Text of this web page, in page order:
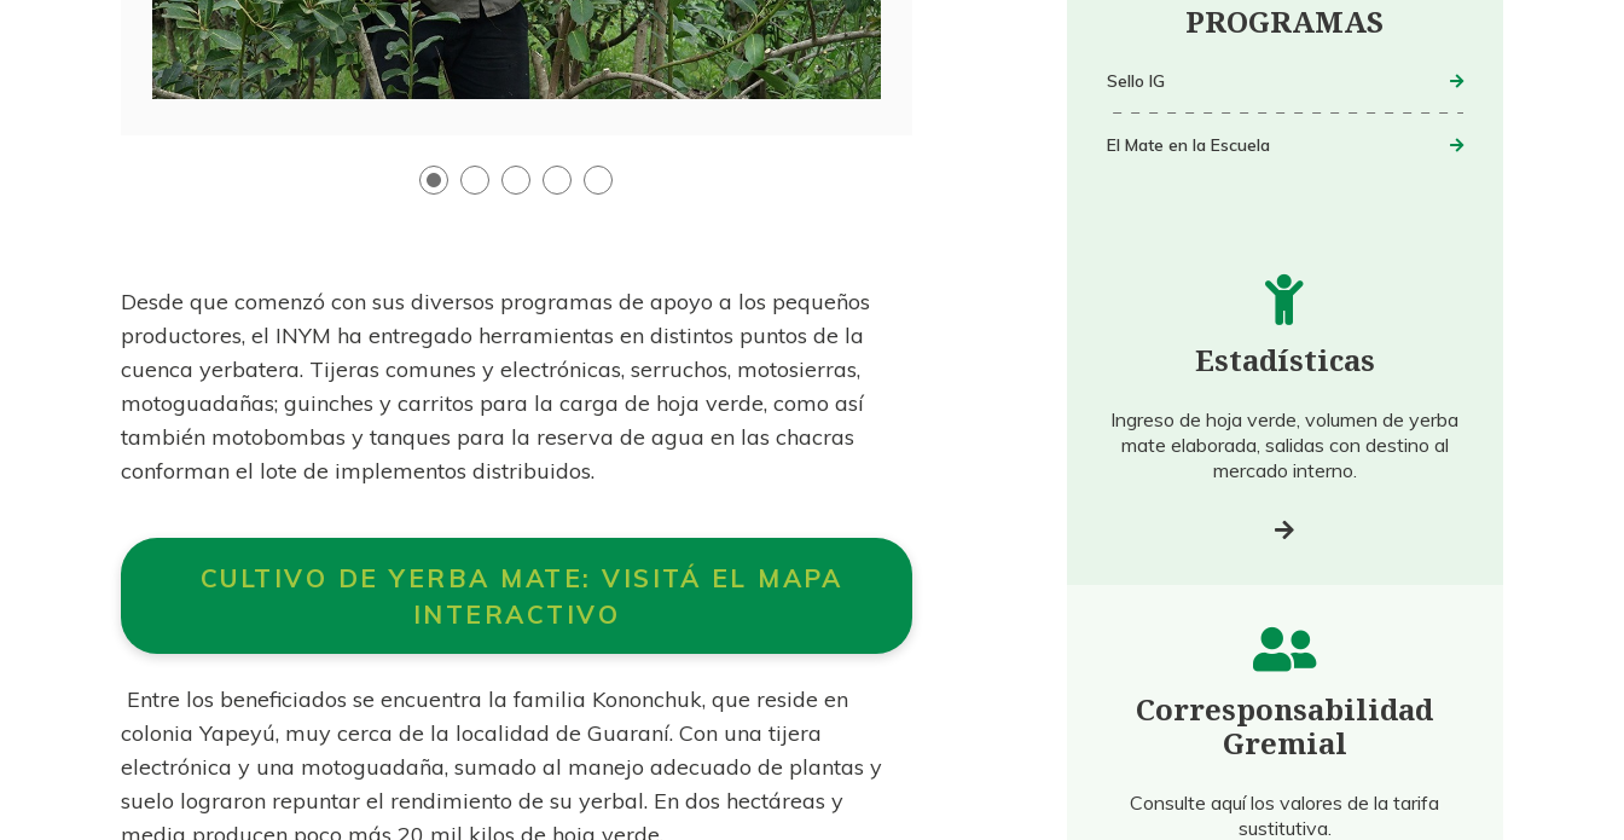
Desde que comenzó con sus diversos programas de apoyo a los pequeños
productores, el INYM ha entregado herramientas en distintos puntos de la
cuenca yerbatera. Tijeras comunes y electrónicas, serruchos, motosierras,
motoguadañas; guinches y carritos para la carga de hoja verde, como así
también motobombas y tanques para la reserva de agua en las chacras
conforman el lote de implementos distribuidos.
CULTIVO DE YERBA MATE: VISITÁ EL MAPA
INTERACTIVO
Entre los beneficiados se encuentra la familia Kononchuk, que reside en
colonia Yapeyú, muy cerca de la localidad de Guaraní. Con una tijera
electrónica y una motoguadaña, sumado al manejo adecuado de plantas y
suelo lograron repuntar el rendimiento de su yerbal. En dos hectáreas y
media producen poco más 20 mil kilos de hoja verde.
PROGRAMAS
Sello IG
El Mate en la Escuela
Estadísticas
Ingreso de hoja verde, volumen de yerba
mate elaborada, salidas con destino al
mercado interno.
Corresponsabilidad
Gremial
Consulte aquí los valores de la tarifa
sustitutiva.